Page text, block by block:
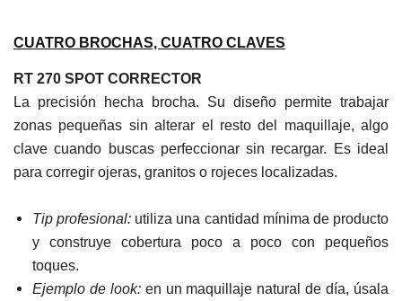
CUATRO BROCHAS, CUATRO CLAVES
RT 270 SPOT CORRECTOR
La precisión hecha brocha. Su diseño permite trabajar
zonas pequeñas sin alterar el resto del maquillaje, algo
clave cuando buscas perfeccionar sin recargar. Es ideal
para corregir ojeras, granitos o rojeces localizadas.
Tip profesional: utiliza una cantidad mínima de producto
y construye cobertura poco a poco con pequeños
toques.
Ejemplo de look:en un maquillaje natural de día, úsala